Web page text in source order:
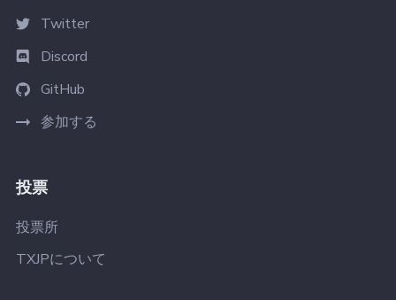
Twitter
Discord
GitHub
参加する
投票
投票所
TXJPについて